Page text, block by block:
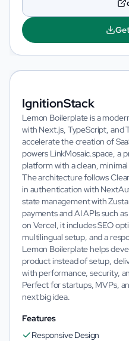
IgnitionStack
Lemon Boilerplate is a
with Next.js, TypeScript, and
accelerate the creation of
powers LinkMosaic.space, a
platform with a clean,
The architecture follows
in authentication with
state management with
payments and AI APIs such
on Vercel, it includes SEO
multilingual setup, and a
Lemon Boilerplate helps
product instead of setup,
with performance, security,
Perfect for startups, MVPs,
next big idea.
Features
Responsive Design